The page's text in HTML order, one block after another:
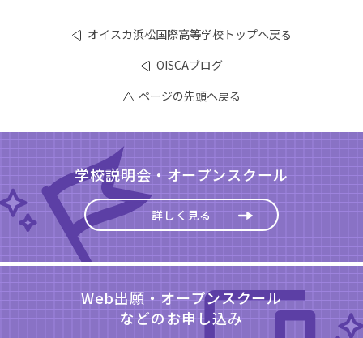
OISCAブログ
オイスカ浜松国際高等学校トップへ戻る
ページの先頭へ戻る
学校説明会・オープンスクール
詳しく見る
Web出願・オープンスクール
などのお申し込み